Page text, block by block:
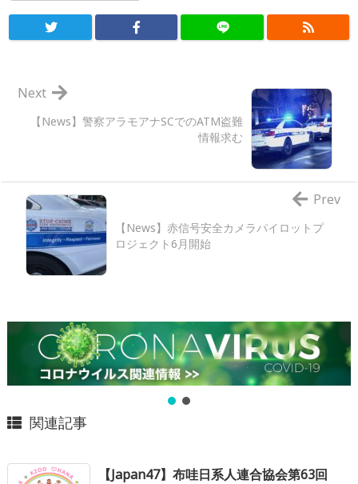
【News】警察アラモアナSCでのATM盗難
情報求む
Next
【News】赤信号安全カメラパイロットプ
ロジェクト6月開始
Prev
関連記事
【Japan47】布哇日系人連合協会第63回